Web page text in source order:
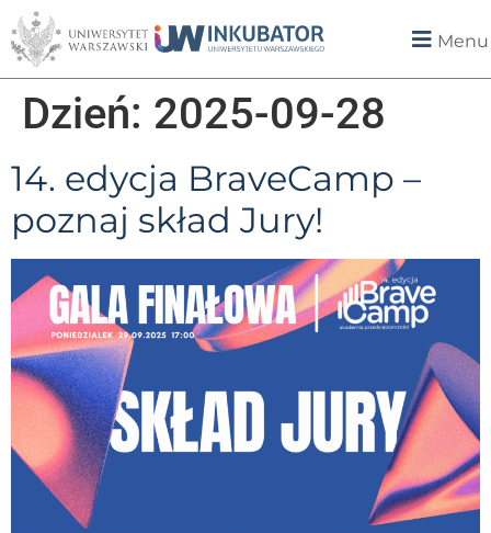
Menu
Dzień: 2025-09-28
14. edycja BraveCamp –
poznaj skład Jury!